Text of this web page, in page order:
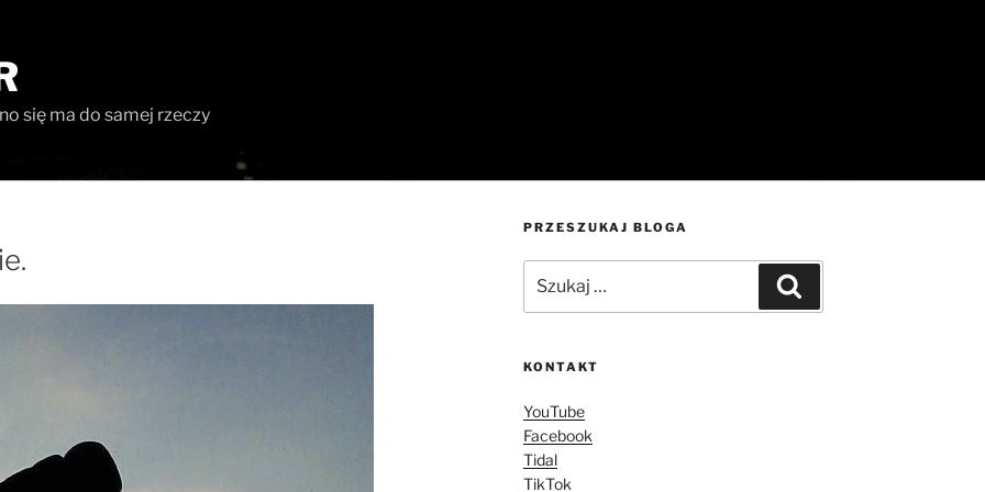
się ma do samej rzeczy
PRZESZUKAJ BLOGA
KONTAKT
YouTube
Facebook
Tidal
TikTok